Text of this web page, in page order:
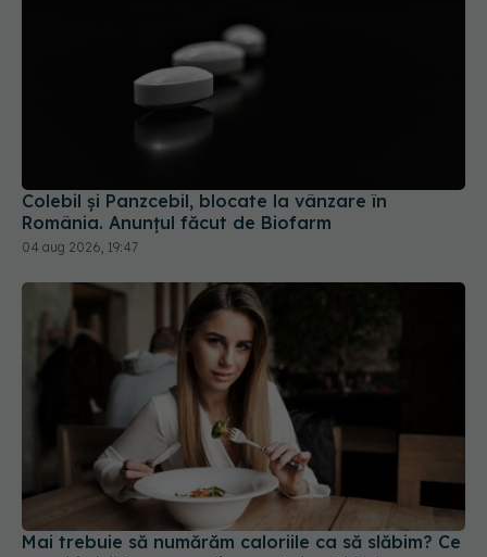
Colebil și Panzcebil, blocate la vânzare în
România. Anunțul făcut de Biofarm
04 aug 2026, 19:47
Mai trebuie să numărăm caloriile ca să slăbim? Ce